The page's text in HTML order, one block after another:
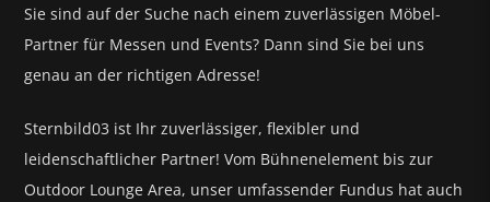
Sie sind auf der Suche nach einem zuverlässigen Möbel-
Partner für Messen und Events? Dann sind Sie bei uns
genau an der richtigen Adresse!
Sternbild03 ist Ihr zuverlässiger, flexibler und
leidenschaftlicher Partner! Vom Bühnenelement bis zur
Outdoor Lounge Area, unser umfassender Fundus hat auch